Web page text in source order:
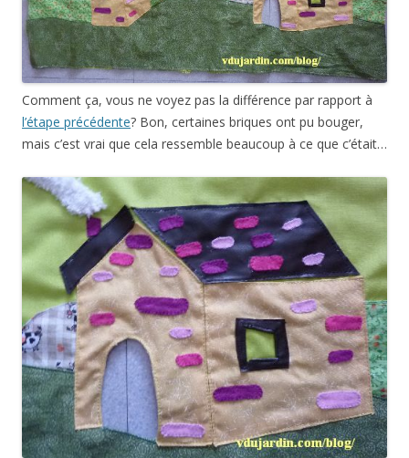
Comment ça, vous ne voyez pas la différence par rapport à
l’étape précédente? Bon, certaines briques ont pu bouger,
mais c’est vrai que cela ressemble beaucoup à ce que c’était…